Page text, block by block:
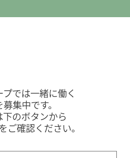
では一緒に働く
集中です。
のボタンから
ご確認ください。